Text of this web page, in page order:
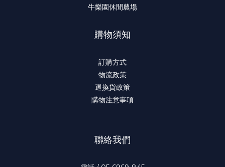
牛樂園休閒農場
購物須知
訂購方式
物流政策
退換貨政策
購物注意事項
聯絡我們